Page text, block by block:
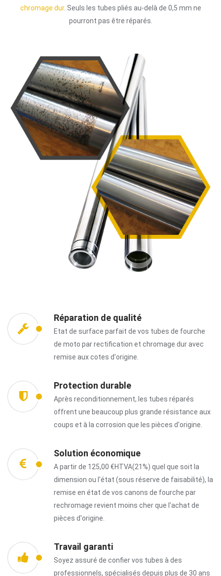
chromage dur. Seuls les tubes pliés au-delà de 0,5 mm ne
pourront pas être réparés.
Réparation de qualité
Etat de surface parfait de vos tubes de fourche
de moto par rectification et chromage dur avec
remise aux cotes d'origine.
Protection durable
Après reconditionnement, les tubes réparés
offrent une beaucoup plus grande résistance aux
coups et à la corrosion que les pièces d'origine.
Solution économique
A partir de 125,00 €HTVA(21%) quel que soit la
dimension ou l'état (sous réserve de faisabilité), la
remise en état de vos canons de fourche par
rechromage revient moins cher que l'achat de
pièces d'origine.
Travail garanti
Soyez assuré de confier vos tubes à des
professionnels, spécialisés depuis plus de 30 ans